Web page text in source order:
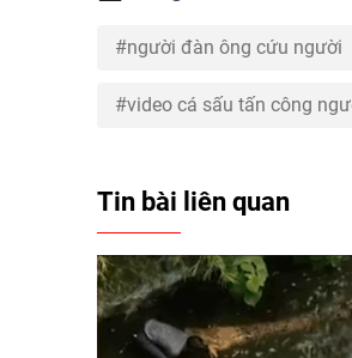
người đàn ông cứu người
video cá sấu tấn công
Tin bài liên quan